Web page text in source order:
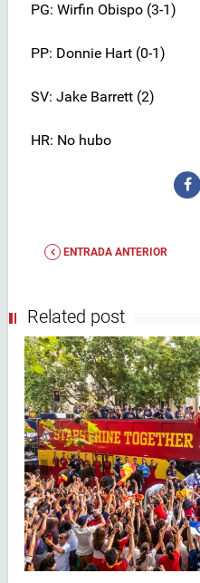
PG: Wirfin Obispo (3-1)
PP: Donnie Hart (0-1)
SV: Jake Barrett (2)
HR: No hubo
ENTRADA ANTERIOR
Related post